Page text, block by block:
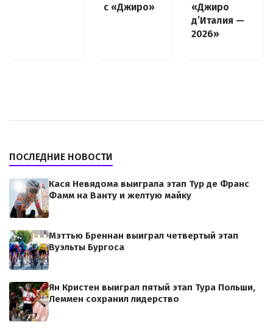
с «Джиро»
«Джиро
д’Италия —
2026»
ПОСЛЕДНИЕ НОВОСТИ
Кася Невядома выиграла этап Тур де Франс
Фамм на Ванту и желтую майку
Мэттью Бреннан выиграл четвертый этап
Вуэльты Бургоса
Ян Кристен выиграл пятый этап Тура Польши,
Леммен сохранил лидерство